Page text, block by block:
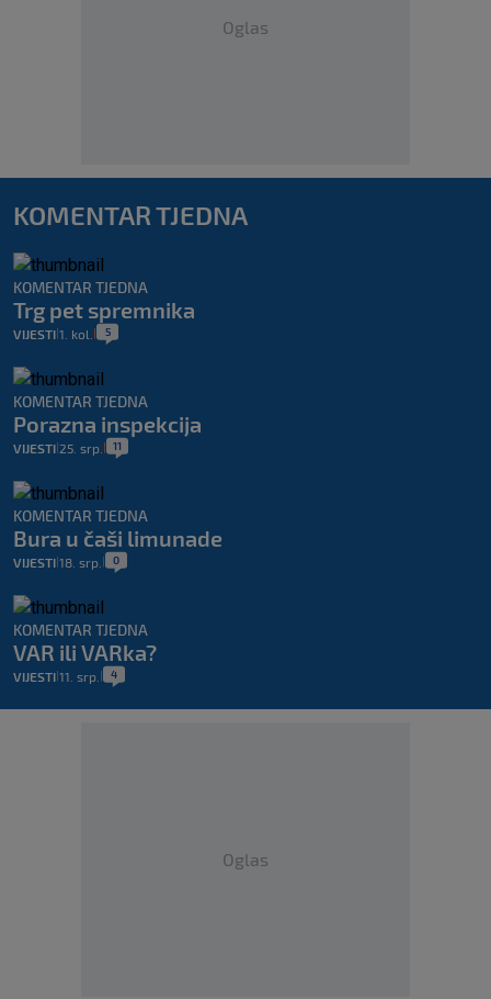
Oglas
KOMENTAR TJEDNA
KOMENTAR TJEDNA
Trg pet spremnika
VIJESTI 1. kol. 5
KOMENTAR TJEDNA
Porazna inspekcija
VIJESTI 25. srp. 11
KOMENTAR TJEDNA
Bura u čaši limunade
VIJESTI 18. srp. 0
KOMENTAR TJEDNA
VAR ili VARka?
VIJESTI 11. srp. 4
Oglas